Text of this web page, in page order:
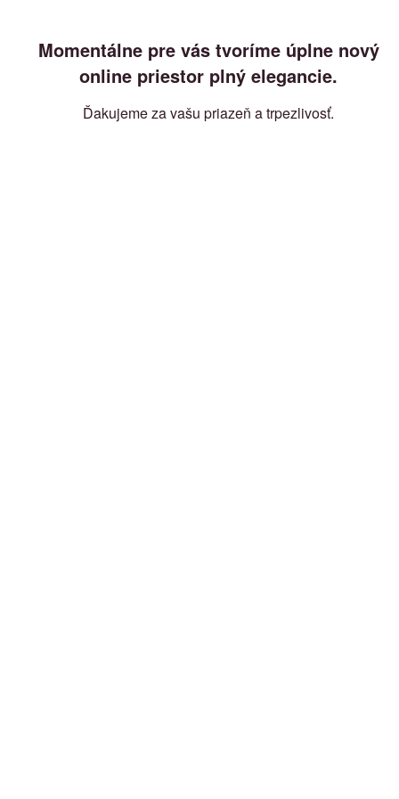
Momentálne pre vás tvoríme úplne nový
online priestor plný elegancie.
Ďakujeme za vašu priazeň a trpezlivosť.